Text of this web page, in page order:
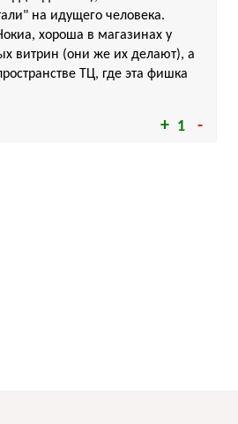
1
на идущего человека.
хороша в магазинах у
витрин (они же их делают), а
ТЦ, где эта фишка